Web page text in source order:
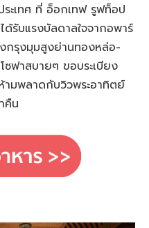
ะเทศ ที่ อ็อกเทฟ รูฟท็อป
รับแรงบัลดาลใจจากอพาร์
งกรุงมุมสูงย่านทองหล่อ-
ฟาสบายๆ ขอบระเบียง
มพลาดกับวิวพระอาทิตย์
คืน